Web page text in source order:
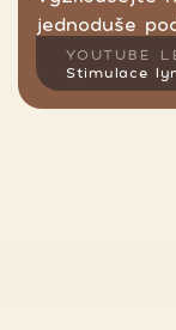
jednoduše
hledáte.
YOUTUBE
Stimulace